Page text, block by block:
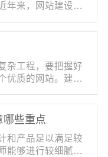
年来，网站建设行
杂工程，要把握好
优质的网站。建设
哪些重点
和产品足以满足较
能够进行较细腻较